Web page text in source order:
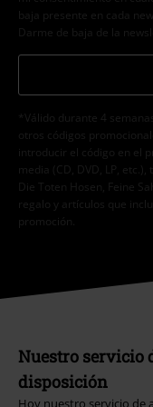
baja presente en cada
Darme de baja de la
*Válido durante 4
otros códigos
introducir el código en el
media (CD, DVD, LP,
Die Toten Hosen, Feine
regalo y artículos que
promoción.
Nuestro servicio
disposición
Hoy nuestro servicio de